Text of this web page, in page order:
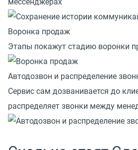
Воронка продаж
Этапы покажут стадию воронки
Автодозвон и распределение
Сервис сам дозванивается до
распределяет звонки между